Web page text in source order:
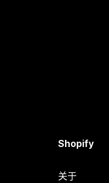
Shopify
关于